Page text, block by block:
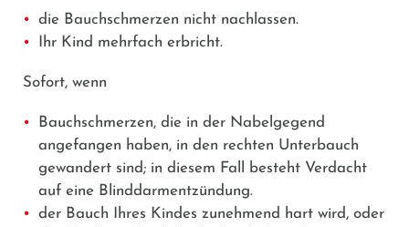
die Bauchschmerzen nicht nachlassen.
Ihr Kind mehrfach erbricht.
Sofort, wenn
Bauchschmerzen, die in der Nabelgegend
angefangen haben, in den rechten Unterbauch
gewandert sind; in diesem Fall besteht Verdacht
auf eine Blinddarmentzündung.
der Bauch Ihres Kindes zunehmend hart wird, oder